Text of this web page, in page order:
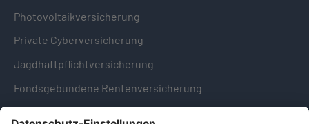
Photovoltaikversicherung
Private Cyberversicherung
Jagdhaftpflichtversicherung
Fondsgebundene Rentenversicherung